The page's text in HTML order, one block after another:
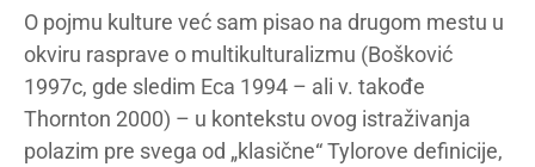
O pojmu kulture već sam pisao na drugom mestu u
okviru rasprave o multikulturalizmu (Bošković
1997c, gde sledim Eca 1994 – ali v. takođe
Thornton 2000) – u kontekstu ovog istraživanja
polazim pre svega od „klasične“ Tylorove definicije,